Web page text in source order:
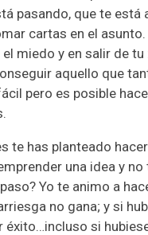
pasando, que te está
cartas en el asunto.
miedo y en salir de tu
aquello que
pero es posible
te has planteado
una idea y
Yo te animo a
no gana; y si
éxito…incluso si